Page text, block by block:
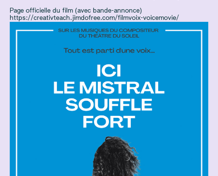
Page officielle du film (avec bande-annonce)
https://creativteach.jimdofree.com/filmvoix-voicemovie/